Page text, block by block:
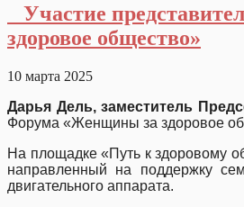
⠀Участие
здоровое общество»
10 марта 2025
Дарья Дель, заместитель
Форума «Женщины за здоровое
На площадке «Путь к здоровому
направленный на поддержку
двигательного аппарата.